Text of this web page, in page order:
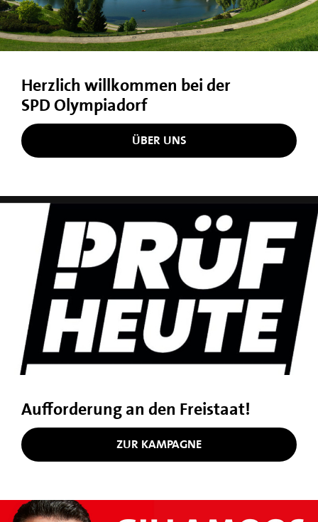
Herzlich willkommen bei der
SPD Olympiadorf
ÜBER UNS
Aufforderung an den Freistaat!
ZUR KAMPAGNE